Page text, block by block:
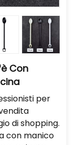
Con
per
di shopping.
con manico